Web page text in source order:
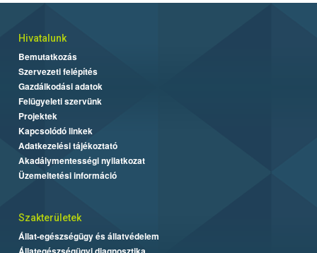
Hivatalunk
Bemutatkozás
Szervezeti felépítés
Gazdálkodási adatok
Felügyeleti szervünk
Projektek
Kapcsolódó linkek
Adatkezelési tájékoztató
Akadálymentességi nyilatkozat
Üzemeltetési információ
Szakterületek
Állat-egészségügy és állatvédelem